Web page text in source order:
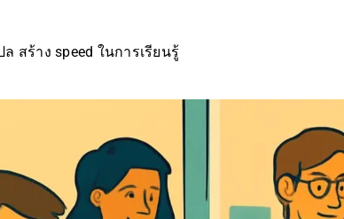
สร้าง speed ในการเรียนรู้